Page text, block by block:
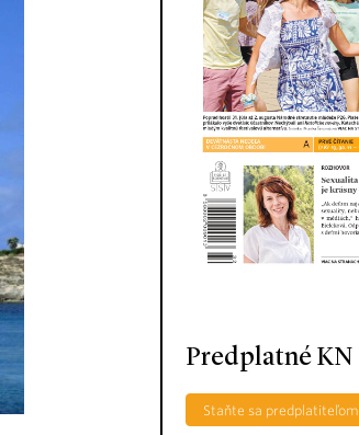
Predplatné KN
Staňte sa predplatiteľom